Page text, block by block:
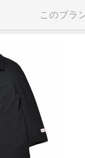
このブラ